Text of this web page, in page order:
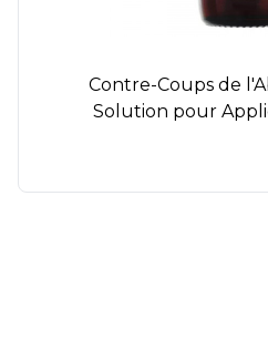
Contre-Coups de
Solution pour